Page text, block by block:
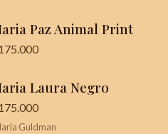
Paz Animal Print
Laura Negro
Guldman